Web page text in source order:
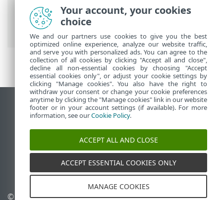
ESET-ova online pomoć> ESET Endpoint
Security >Upotreba programa ESET
Endpoint Security
> Pomoć i podrška
Prikaži stranicu za radnu površinu
End of Life
ESET-ova baza znanja
ESET Status Portal
Regionalna podrška
© 1992 - 2026 ESET, spol. s Upravljanje kolačićima
Your account, your cookies
choice
We and our partners use cookies to give you the best
optimized online experience, analyze our website traffic,
and serve you with personalized ads. You can agree to the
collection of all cookies by clicking "Accept all and close",
decline all non-essential cookies by choosing "Accept
essential cookies only", or adjust your cookie settings by
clicking "Manage cookies". You also have the right to
withdraw your consent or change your cookie preferences
anytime by clicking the "Manage cookies" link in our website
footer or in your account settings (if available). For more
information, see ourCookie Policy.
ACCEPT ALL AND CLOSE
ACCEPT ESSENTIAL COOKIES ONLY
MANAGE COOKIES